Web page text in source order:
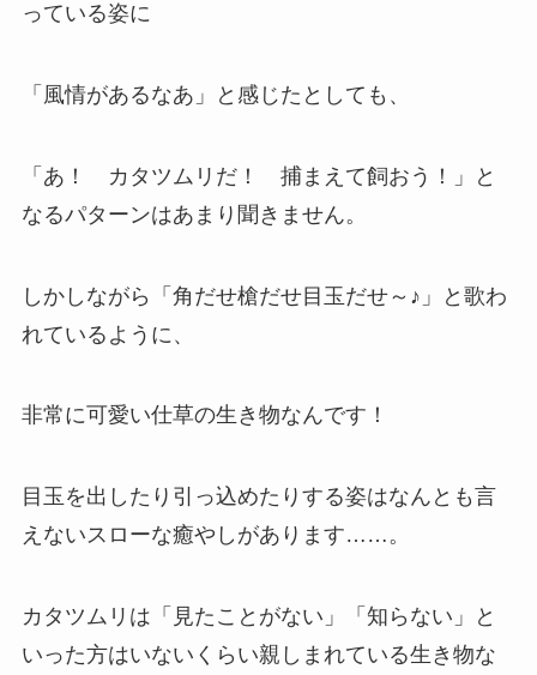
っている姿に
「風情があるなあ」と感じたとしても、
「あ！ カタツムリだ！ 捕まえて飼おう！」と
なるパターンはあまり聞きません。
しかしながら「角だせ槍だせ目玉だせ～♪」と歌わ
れているように、
非常に可愛い仕草の生き物なんです！
目玉を出したり引っ込めたりする姿はなんとも言
えないスローな癒やしがあります……。
カタツムリは「見たことがない」「知らない」と
いった方はいないくらい親しまれている生き物な